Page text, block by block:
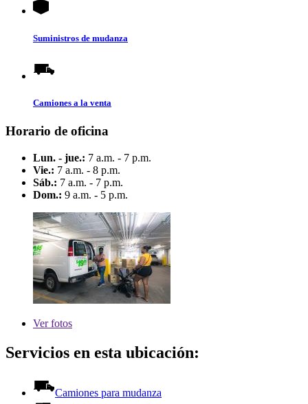
Suministros de mudanza
Camiones a la venta
Horario de oficina
Lun. - jue.: 7 a.m. - 7 p.m.
Vie.: 7 a.m. - 8 p.m.
Sáb.: 7 a.m. - 7 p.m.
Dom.: 9 a.m. - 5 p.m.
Verfotos
Servicios en esta ubicación:
Camiones para mudanza